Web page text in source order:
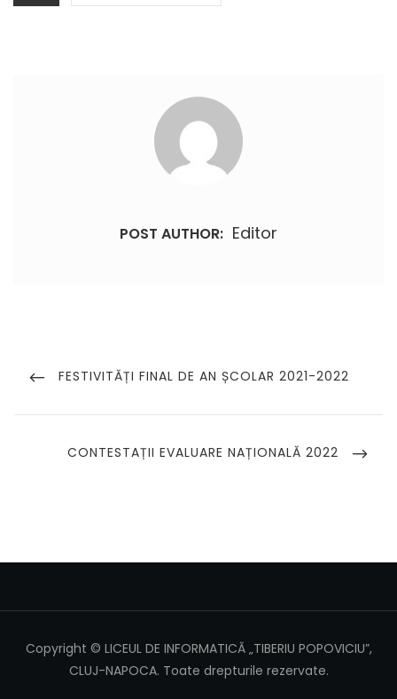
POST AUTHOR: Editor
în
PREVIOUS
FESTIVITĂȚI FINAL DE AN ȘCOLAR 2021-2022
NEXT
CONTESTAȚII EVALUARE NAȚIONALĂ 2022
Copyright © LICEUL DE INFORMATICĂ „TIBERIU POPOVICIU”,
CLUJ-NAPOCA. Toate drepturile rezervate.